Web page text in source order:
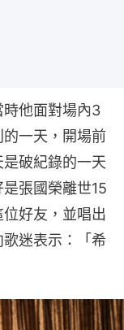
他面對場內3
一天，開場前
破紀錄的一天
張國榮離世15
好友，並唱出
迷表示：「希